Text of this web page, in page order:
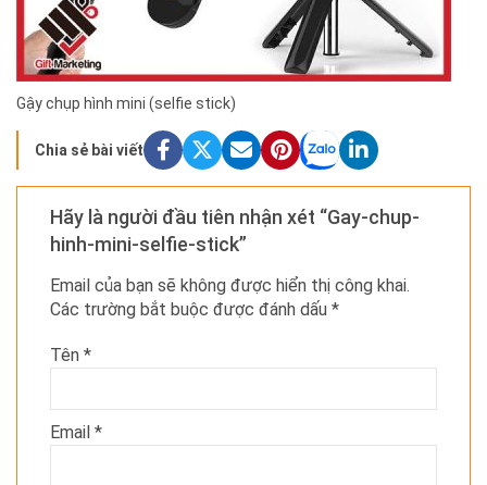
Gậy chụp hình mini (selfie stick)
Chia sẻ bài viết
Hãy là người đầu tiên nhận xét “Gay-chup-
hinh-mini-selfie-stick”
Email của bạn sẽ không được hiển thị công khai.
Các trường bắt buộc được đánh dấu *
Tên *
Email *